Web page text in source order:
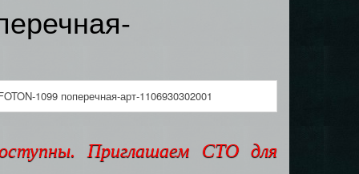
1099 поперечная-арт-1106930302001
Приглашаем СТО для